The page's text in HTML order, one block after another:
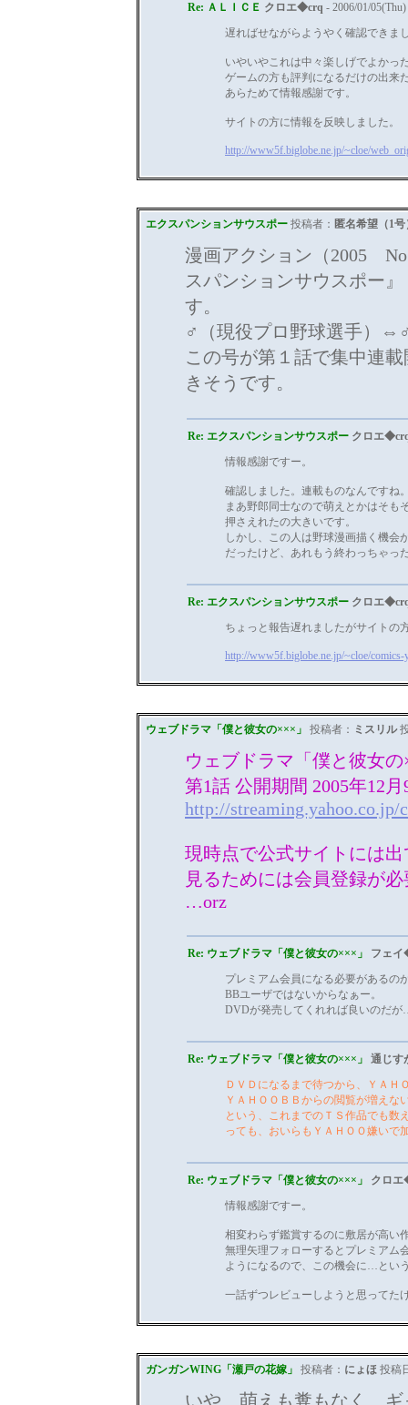
Re: ＡＬＩＣＥ クロエ◆crq - 2006/01/
遅ればせながらようやく確認できま
いやいやこれは中々楽しげでよかっ
ゲームの方も評判になるだけの出来
あらためて情報感謝です。
サイトの方に情報を反映しました。
http://www5f.biglobe.ne.jp/~cloe/
エクスパンションサウスポー 投稿者： 匿名希望（1号
漫画アクション（2005
スパンションサウスポー
す。
♂（現役プロ野球選手）
この号が第１話で集中連
きそうです。
Re: エクスパンションサウスポー クロエ
情報感謝ですー。
確認しました。連載ものなんですね
まあ野郎同士なので萌えとかはそも
押さえれたの大きいです。
しかし、この人は野球漫画描く機会
だったけど、あれもう終わっちゃっ
Re: エクスパンションサウスポー クロエ
ちょっと報告遅れましたがサイトの
http://www5f.biglobe.ne.jp/~cloe/comics-
ウェブドラマ「僕と彼女の×××」 投稿者： ミスリル
ウェブドラマ「僕と彼女の
第1話 公開期間 2005年12
http://streaming.yahoo.co.jp/
現時点で公式サイトには
見るためには会員登録が
…orz
Re: ウェブドラマ「僕と彼女の×××」
フェ
プレミアム会員になる必要があるの
BBユーザではないからなぁー。
DVDが発売してくれれば良いのだ
Re: ウェブドラマ「僕と彼女の×××」
通じす
ＤＶＤになるまで待つから、ＹＡＨ
ＹＡＨＯＯＢＢからの閲覧が増えな
という、これまでのＴＳ作品でも数
っても、おいらもＹＡＨＯＯ嫌いで
Re: ウェブドラマ「僕と彼女の×××」
クロ
情報感謝ですー。
相変わらず鑑賞するのに敷居が高い
無理矢理フォローするとプレミアム
ようになるので、この機会に…とい
一話ずつレビューしようと思ってた
ガンガンWING「瀬戸の花嫁」 投稿者： にょほ 投稿
いや、萌えも糞もなく、